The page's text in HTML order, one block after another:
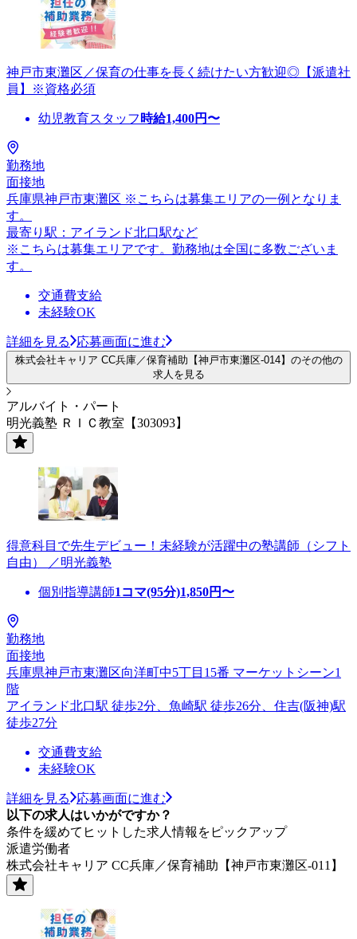
神戸市東灘区／保育の仕事を長く続けたい方歓迎◎【派遣社
員】※資格必須
幼児教育スタッフ 時給1,400円〜
勤務地
面接地
兵庫県神戸市東灘区 ※こちらは募集エリアの一例となりま
す。
最寄り駅：アイランド北口駅など
※こちらは募集エリアです。勤務地は全国に多数ございま
す。
交通費支給
未経験OK
詳細を見る 応募画面に進む
株式会社キャリア CC兵庫／保育補助【神戸市東灘区-014】のその他の
求人を見る
アルバイト・パート
明光義塾 ＲＩＣ教室【303093】
得意科目で先生デビュー！未経験が活躍中の塾講師（シフト
自由） ／明光義塾
個別指導講師1コマ(95分)1,850円〜
勤務地
面接地
兵庫県神戸市東灘区向洋町中5丁目15番 マーケットシーン1
階
アイランド北口駅 徒歩2分、魚崎駅 徒歩26分、住吉(阪神)駅
徒歩27分
交通費支給
未経験OK
詳細を見る
応募画面に進む
以下の求人はいかがですか？
条件を緩めてヒットした求人情報をピックアップ
派遣労働者
株式会社キャリア CC兵庫／保育補助【神戸市東灘区-011】